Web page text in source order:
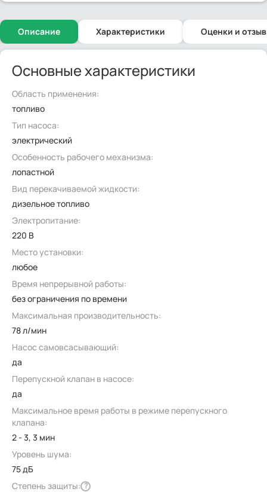
Описание Характеристики Оценки и
Основные характеристики
Область применения:
топливо
Тип насоса:
электрический
Особенность рабочего механизма:
лопастной
Вид перекачиваемой жидкости:
дизельное топливо
Электропитание:
220 В
Место установки:
любое
Время непрерывной работы:
без ограничения по времени
Максимальная производительность:
78 л/мин
Насос самовсасывающий:
да
Перепускной клапан в насосе:
да
Максимальное время работы в режиме перепускного
клапана:
2 - 3, 3 мин
Уровень шума:
75 дБ
Степень защиты: ?